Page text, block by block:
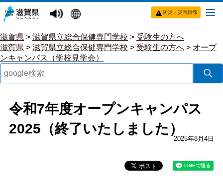
防災・災害情報
滋賀県 > 滋賀県立総合保健専門学校 > 受験生の方へ
滋賀県 > 滋賀県立総合保健専門学校 > 受験生の方へ > オープ
ンキャンパス（学校見学会）
令和7年度オープンキャンパス
2025（終了いたしました）
2025年8月4日